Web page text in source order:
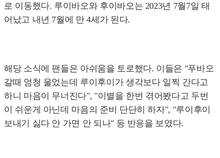
로 이동했다. 루이바오와 후이바오는 2023년 7월7일 태
어났고 내년 7월에 만 4세가 된다.
해당 소식에 팬들은 아쉬움을 토로했다. 이들은 "푸바오
갈때 엄청 울었는데 루이후이가 생각보다 일찍 간다고
하니 마음이 무너진다", "이별을 한번 겪어봤다고 두번
이 쉬운게 아닌데 마음의 준비 단단히 하자", "루이후이
보내기 싫다 안 가면 안 되나" 등 반응을 보였다.